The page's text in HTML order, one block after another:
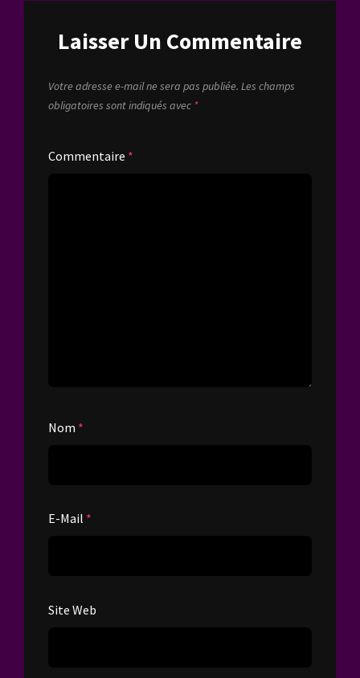
Laisser Un Commentaire
Votre adresse e-mail ne sera pas publiée. Les champs
obligatoires sont indiqués avec *
Commentaire *
Nom *
E-Mail *
Site Web